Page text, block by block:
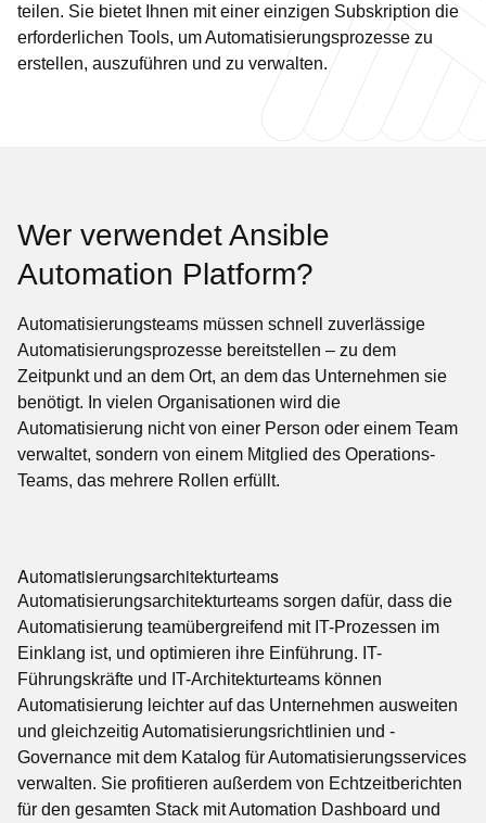
teilen. Sie bietet Ihnen mit einer einzigen Subskription die
erforderlichen Tools, um Automatisierungsprozesse zu
erstellen, auszuführen und zu verwalten.
Wer verwendet Ansible
Automation Platform?
Automatisierungsteams müssen schnell zuverlässige
Automatisierungsprozesse bereitstellen – zu dem
Zeitpunkt und an dem Ort, an dem das Unternehmen sie
benötigt. In vielen Organisationen wird die
Automatisierung nicht von einer Person oder einem Team
verwaltet, sondern von einem Mitglied des Operations-
Teams, das mehrere Rollen erfüllt.
Automatisierungsarchitekturteams
Automatisierungsarchitekturteams sorgen dafür, dass die
Automatisierung teamübergreifend mit IT-Prozessen im
Einklang ist, und optimieren ihre Einführung. IT-
Führungskräfte und IT-Architekturteams können
Automatisierung leichter auf das Unternehmen ausweiten
und gleichzeitig Automatisierungsrichtlinien und -
Governance mit dem Katalog für Automatisierungsservices
verwalten. Sie profitieren außerdem von Echtzeitberichten
für den gesamten Stack mit Automation Dashboard und